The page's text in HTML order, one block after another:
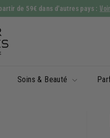
de 59€ dans d'autres pays :
Soins & Beauté